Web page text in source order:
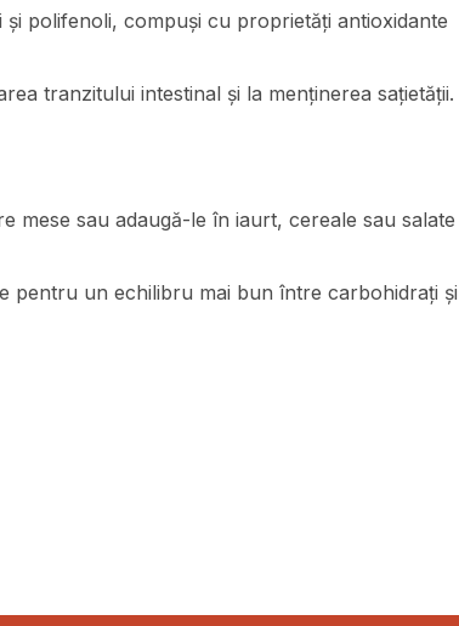
polifenoli, compuși cu proprietăți antioxidante
tranzitului intestinal și la menținerea sațietății.
mese sau adaugă-le în iaurt, cereale sau salate
pentru un echilibru mai bun între carbohidrați și